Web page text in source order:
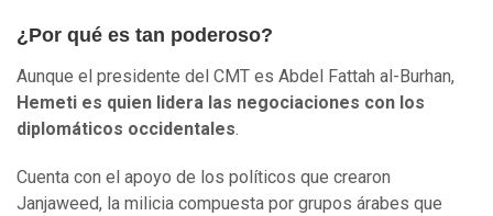
¿Por qué es tan poderoso?
Aunque el presidente del CMT es Abdel Fattah al-Burhan,
Hemeti es quien lidera las negociaciones con los
diplomáticos occidentales.
Cuenta con el apoyo de los políticos que crearon
Janjaweed, la milicia compuesta por grupos árabes que